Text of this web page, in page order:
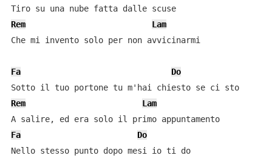
Tiro su una nube fatta dalle scuse
Rem
Lam
Che mi invento solo per non avvicinarmi
Fa
Do
Sotto il tuo portone tu m'hai chiesto se ci sto
Rem
Lam
A salire, ed era solo il primo appuntamento
Fa
Do
Nello stesso punto dopo mesi io ti do